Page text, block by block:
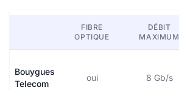
FIBRE
OPTIQUE
DÉBIT
MAXIMUM
Bouygues
Telecom
oui 8 Gb/s